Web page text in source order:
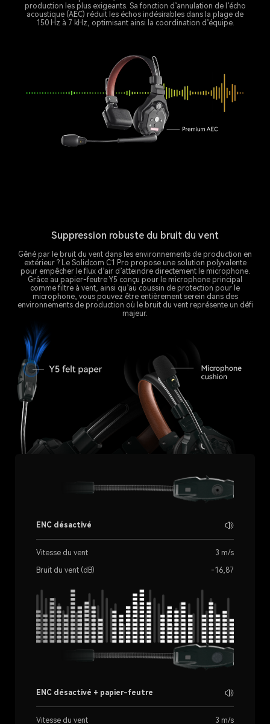
production les plus exigeants. Sa fonction d’annulation de l’écho
acoustique (AEC) réduit les échos indésirables dans la plage de
150 Hz à 7 kHz, optimisant ainsi la coordination d’équipe.
Suppression robuste du bruit du vent
Gêné par le bruit du vent dans les environnements de production en
extérieur ? Le Solidcom C1 Pro propose une solution polyvalente
pour empêcher le flux d’air d’atteindre directement le microphone.
Grâce au papier-feutre Y5 conçu pour le microphone principal
comme filtre à vent, ainsi qu’au coussin de protection pour le
microphone, vous pouvez être entièrement serein dans des
environnements de production où le bruit du vent représente un défi
majeur.
ENC désactivé
Vitesse du vent 3 m/s
Bruit du vent (dB) -16,87
ENC désactivé + papier-feutre
Vitesse du vent 3 m/s